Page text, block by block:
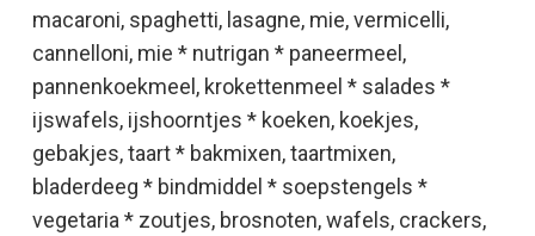
macaroni, spaghetti, lasagne, mie, vermicelli,
cannelloni, mie * nutrigan * paneermeel,
pannenkoekmeel, krokettenmeel * salades *
ijswafels, ijshoorntjes * koeken, koekjes,
gebakjes, taart * bakmixen, taartmixen,
bladerdeeg * bindmiddel * soepstengels *
vegetaria * zoutjes, brosnoten, wafels, crackers,